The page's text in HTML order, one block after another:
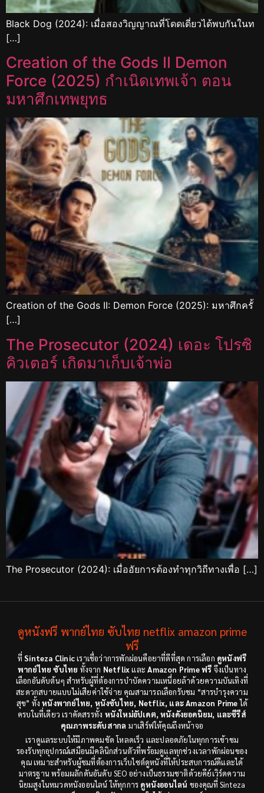
Black Dog (2024): เมื่อสองวิญญาณที่โดดเดี่ยวได้พบกันในท
[…]
Creation of the Gods II Demon
Force (2025) กำเนิดเทพเจ้า ตอน
มหาศึกเทพยุทธ
Creation of the Gods II: Demon Force (2025): มหาศึกครั้
[…]
The Prosecutor (2024) เดอะ โปรซิ
คิวเตอร์ เกิดมาเก็บเจ้าพ่อ
The Prosecutor (2024): เมื่ออัยการต้องทำทุกวิถีทางเพื่อ […]
ดูหนังฟรี พากย์ไทย ซับไทย netflix amazon prime
ฟรี
ที่Sinteza Clinicเราเชื่อว่าการพักผ่อนคือยาที่ดีที่สุด การเลือก ดูหนังฟรี
พากย์ไทย ซับไทย ทั้งจาก NetflixและAmazon Prime ฟรี จึงเป็นทาง
เลือกอันดับต้นๆ สำหรับผู้ที่ต้องการบำบัดความเหนื่อยล้าด้วยความบันเทิงที่
สะดวกสบายแบบไม่เสียค่าใช้จ่าย คุณสามารถเลือกรับชม “สารบำรุงความ
สุข” ทั้งหนังพากย์ไทย, หนังซับไทย, Netflix, และ Amazon Primeได้
ครบในที่เดียว เราคัดสรรทั้ง หนังใหม่อัปเดต, หนังดังยอดนิยม, และซีรีส์
คุณภาพระดับสากล มาเสิร์ฟให้คุณถึงหน้าจอ
เราดูแลระบบให้มีภาพคมชัด โหลดเร็ว และปลอดภัยในทุกการเข้าชม
รองรับทุกอุปกรณ์เสมือนมีคลินิกส่วนตัวที่พร้อมดูแลทุกช่วงเวลาพักผ่อนของ
คุณ เหมาะสำหรับผู้ชมที่ต้องการเว็บไซต์ดูหนังที่ให้ประสบการณ์ดีและได้
มาตรฐาน พร้อมผลักดันอันดับ SEO อย่างเป็นธรรมชาติด้วยคีย์เวิร์ดความ
นิยมสูงในหมวดหนังออนไลน์ ให้ทุกการ ดูหนังออนไลน์ ของคุณที่ Sinteza